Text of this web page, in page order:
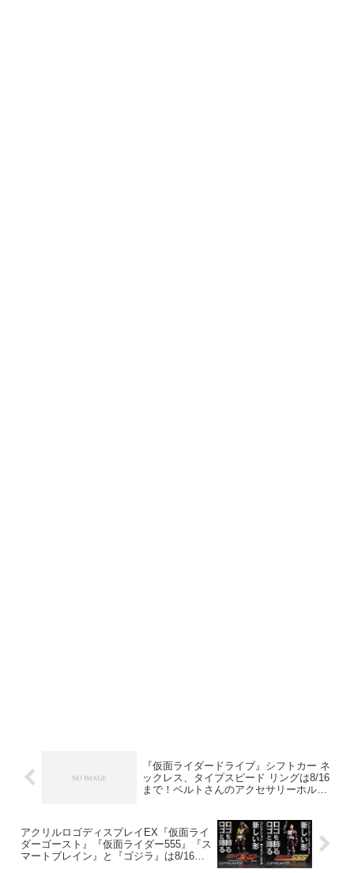
『仮面ライダードライブ』シフトカー ネ
ックレス、タイプスピード リングは8/16
まで！ベルトさんのアクセサリーホルダ
アクリルロゴディスプレイEX『仮面ライ
ダーゴースト』『仮面ライダー555』『ス
マートブレイン』と『ゴジラ』は8/16ま